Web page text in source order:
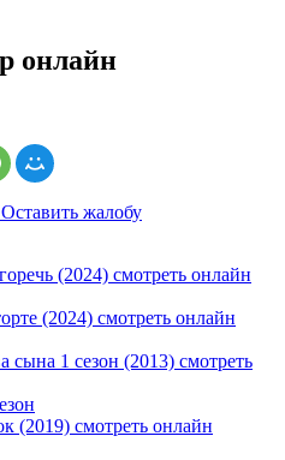
онлайн
Оставить жалобу